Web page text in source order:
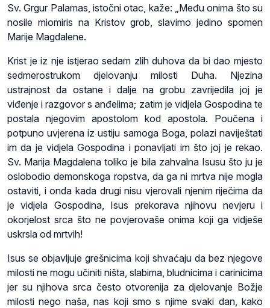
Sv. Grgur Palamas, istočni otac, kaže: „Među onima što su
nosile miomiris na Kristov grob, slavimo jedino spomen
Marije Magdalene.
Krist je iz nje istjerao sedam zlih duhova da bi dao mjesto
sedmerostrukom djelovanju milosti Duha. Njezina
ustrajnost da ostane i dalje na grobu zavrijedila joj je
viđenje i razgovor s anđelima; zatim je vidjela Gospodina te
postala njegovim apostolom kod apostola. Poučena i
potpuno uvjerena iz ustiju samoga Boga, polazi naviještati
im da je vidjela Gospodina i ponavljati im što joj je rekao.
Sv. Marija Magdalena toliko je bila zahvalna Isusu što ju je
oslobodio demonskoga ropstva, da ga ni mrtva nije mogla
ostaviti, i onda kada drugi nisu vjerovali njenim riječima da
je vidjela Gospodina, Isus prekorava njihovu nevjeru i
okorjelost srca što ne povjerovaše onima koji ga vidješe
uskrsla od mrtvih!
Isus se objavljuje grešnicima koji shvaćaju da bez njegove
milosti ne mogu učiniti ništa, slabima, bludnicima i carinicima
jer su njihova srca često otvorenija za djelovanje Božje
milosti nego naša, nas koji smo s njime svaki dan, kako